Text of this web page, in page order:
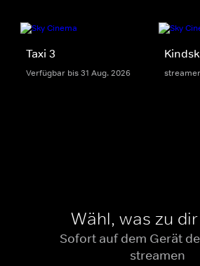
Taxi 3
Verfügbar bis 31 Aug. 2026
Wähl, was zu
Sofort auf dem Gerät
streamen